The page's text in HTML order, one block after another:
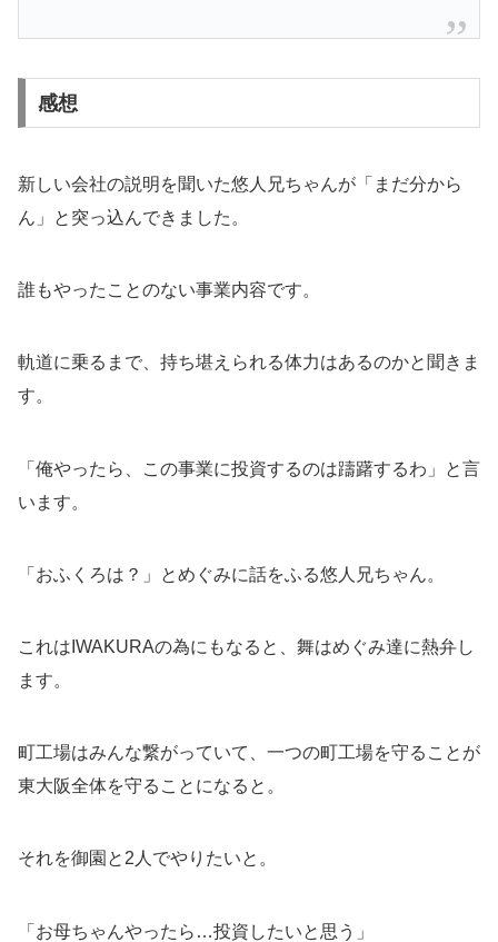
感想
新しい会社の説明を聞いた悠人兄ちゃんが「まだ分から
ん」と突っ込んできました。
誰もやったことのない事業内容です。
軌道に乗るまで、持ち堪えられる体力はあるのかと聞きま
す。
「俺やったら、この事業に投資するのは躊躇するわ」と言
います。
「おふくろは？」とめぐみに話をふる悠人兄ちゃん。
これはIWAKURAの為にもなると、舞はめぐみ達に熱弁し
ます。
町工場はみんな繋がっていて、一つの町工場を守ることが
東大阪全体を守ることになると。
それを御園と2人でやりたいと。
「お母ちゃんやったら…投資したいと思う」